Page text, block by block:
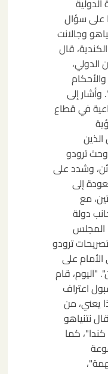
على سؤال
وجالانت
قال
الدولي،
وأشار إلى
في قطاع
ترودو
وشدد على
إلى
مع
دولة
ترودو
الأمام على
"اليوم، قام
اعتراف
يعني، من
نتنياهو
كما